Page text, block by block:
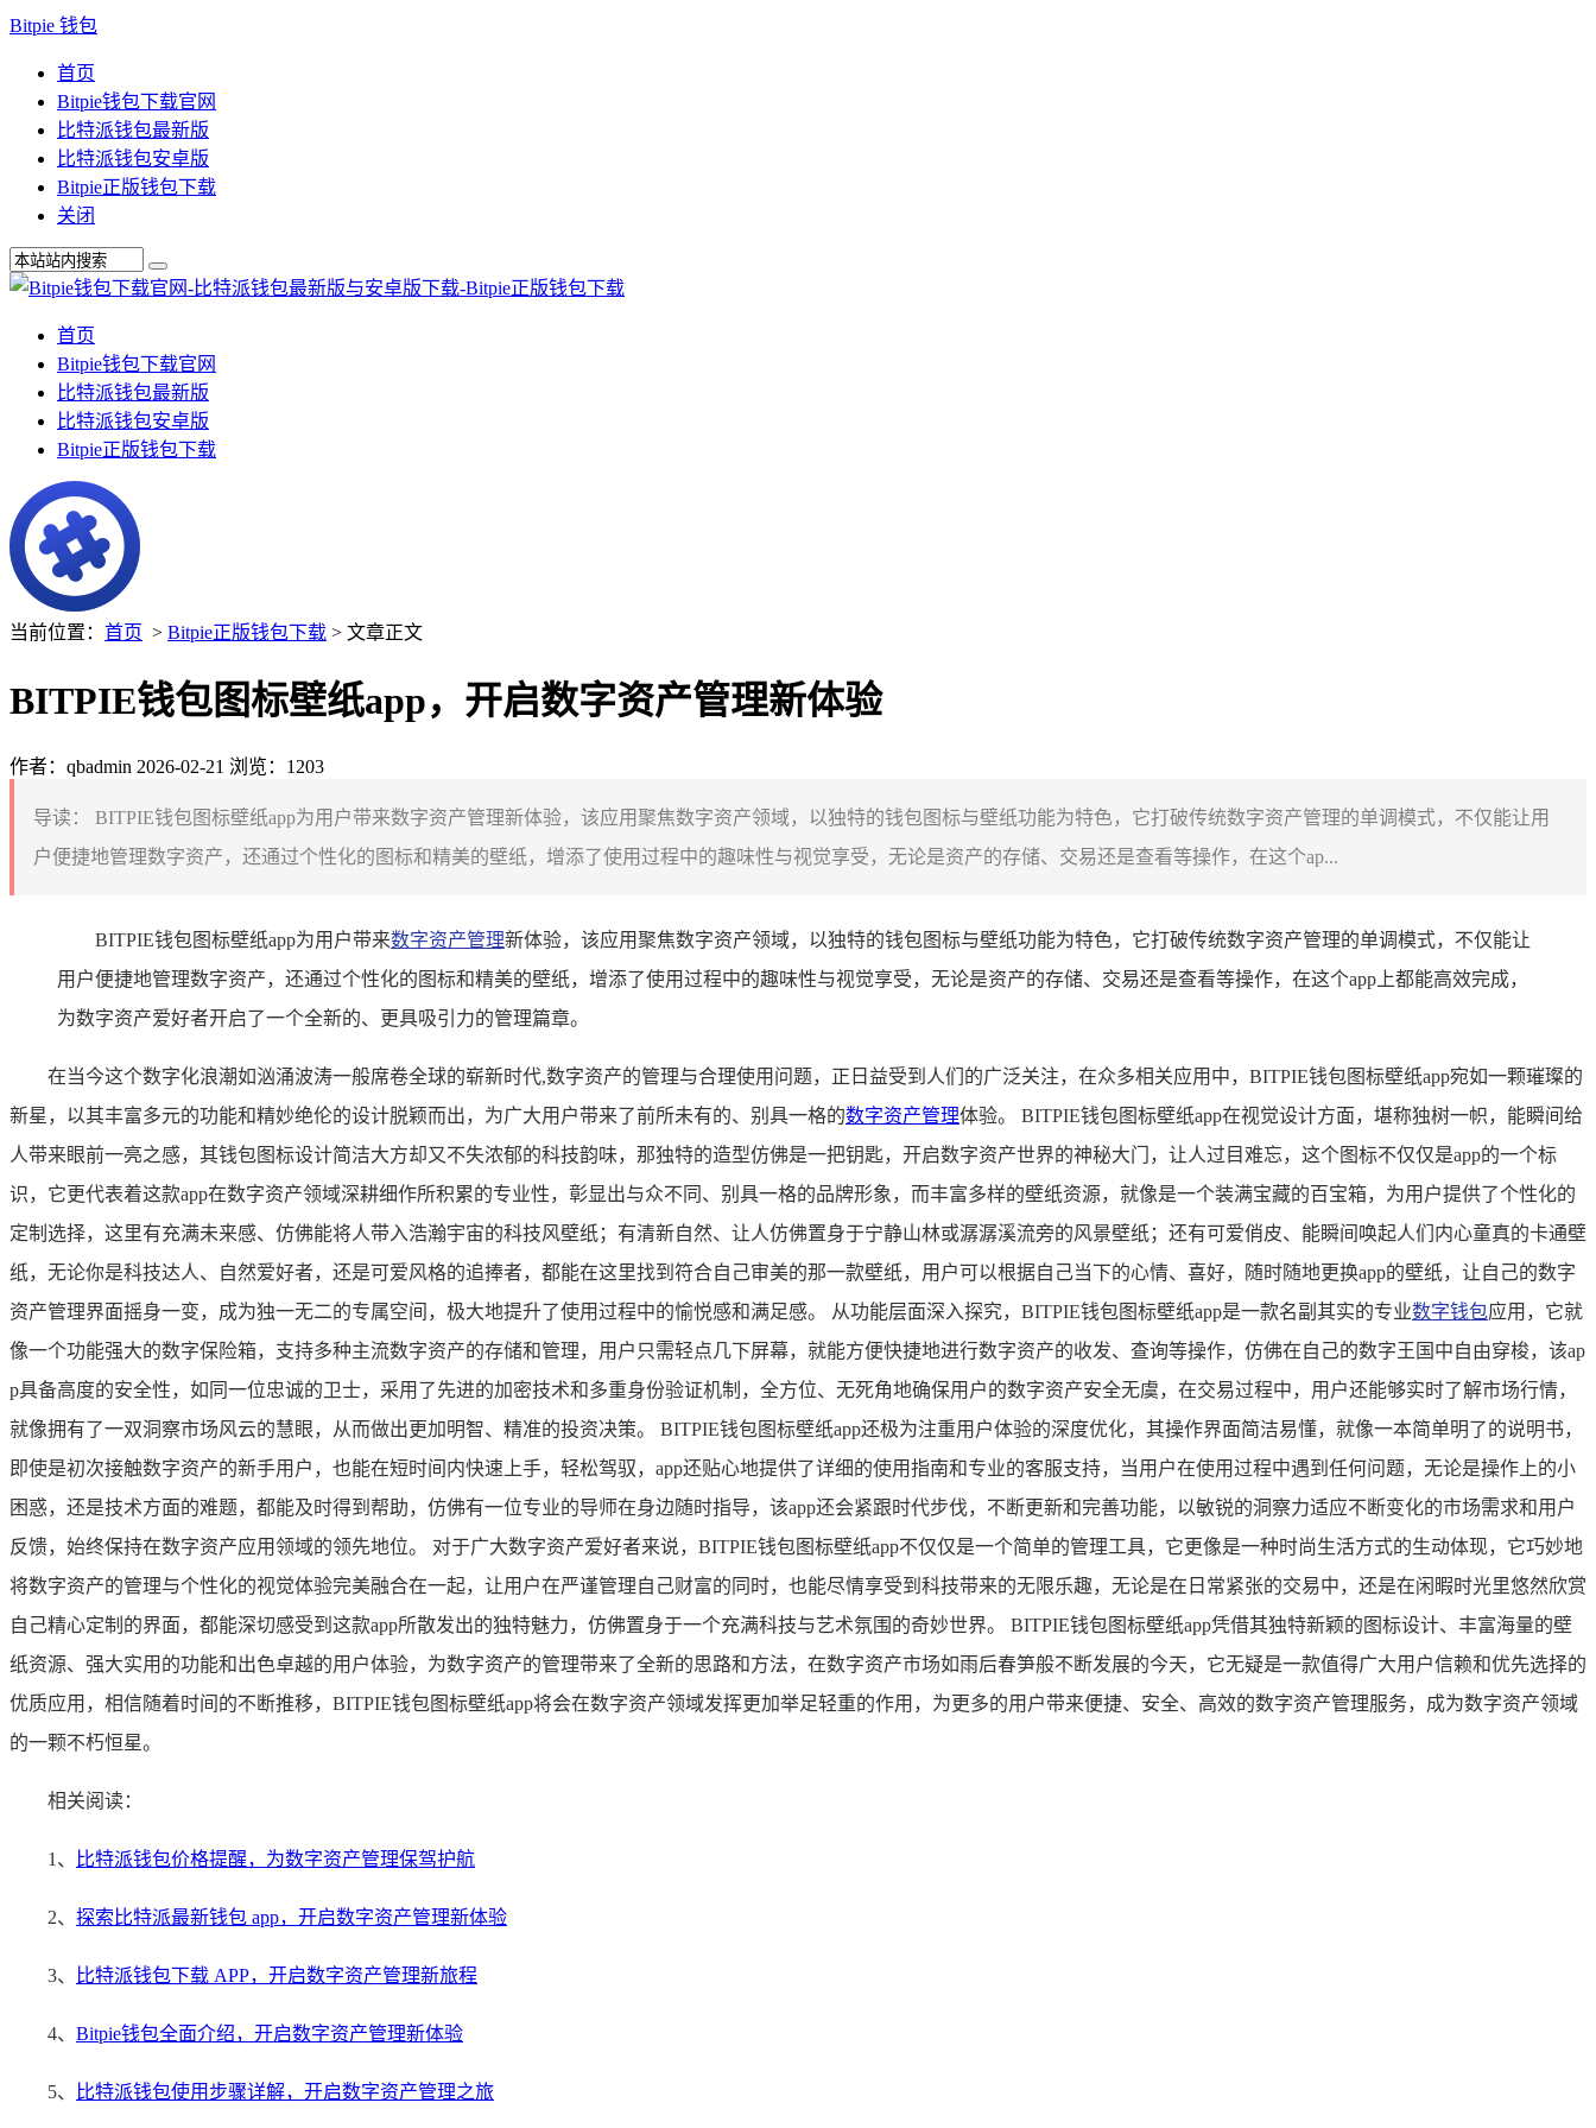
Bitpie 钱包
首页
Bitpie钱包下载官网
比特派钱包最新版
比特派钱包安卓版
Bitpie正版钱包下载
关闭
首页
Bitpie钱包下载官网
比特派钱包最新版
比特派钱包安卓版
Bitpie正版钱包下载
当前位置： 首页 > Bitpie正版钱包下载 > 文章正文
BITPIE钱包图标壁纸app，开启数字资产管理新体验
作者：qbadmin 2026-02-21 浏览：1203
导读：
BITPIE钱包图标壁纸app为用户带来数字资产管理新体验，该应用聚焦数字资产领域，以独特的钱包图标与壁纸功能为特色，它打破传统数字资产管理的单调模式，不仅能让用
户便捷地管理数字资产，还通过个性化的图标和精美的壁纸，增添了使用过程中的趣味性与视觉享受，无论是资产的存储、交易还是查看等操作，在这个ap...
BITPIE钱包图标壁纸app为用户带来数字资产管理新体验，该应用聚焦数字资产领域，以独特的钱包图标与壁纸功能为特色，它打破传统数字资产管理的单调模式，不仅能让
用户便捷地管理数字资产，还通过个性化的图标和精美的壁纸，增添了使用过程中的趣味性与视觉享受，无论是资产的存储、交易还是查看等操作，在这个app上都能高效完成，
为数字资产爱好者开启了一个全新的、更具吸引力的管理篇章。
在当今这个数字化浪潮如汹涌波涛一般席卷全球的崭新时代,数字资产的管理与合理使用问题，正日益受到人们的广泛关注，在众多相关应用中，BITPIE钱包图标壁纸app宛如一颗璀璨的
新星，以其丰富多元的功能和精妙绝伦的设计脱颖而出，为广大用户带来了前所未有的、别具一格的数字资产管理体验。 BITPIE钱包图标壁纸app在视觉设计方面，堪称独树一帜，能瞬间给
人带来眼前一亮之感，其钱包图标设计简洁大方却又不失浓郁的科技韵味，那独特的造型仿佛是一把钥匙，开启数字资产世界的神秘大门，让人过目难忘，这个图标不仅仅是app的一个标
识，它更代表着这款app在数字资产领域深耕细作所积累的专业性，彰显出与众不同、别具一格的品牌形象，而丰富多样的壁纸资源，就像是一个装满宝藏的百宝箱，为用户提供了个性化的
定制选择，这里有充满未来感、仿佛能将人带入浩瀚宇宙的科技风壁纸；有清新自然、让人仿佛置身于宁静山林或潺潺溪流旁的风景壁纸；还有可爱俏皮、能瞬间唤起人们内心童真的卡通壁
纸，无论你是科技达人、自然爱好者，还是可爱风格的追捧者，都能在这里找到符合自己审美的那一款壁纸，用户可以根据自己当下的心情、喜好，随时随地更换app的壁纸，让自己的数字
资产管理界面摇身一变，成为独一无二的专属空间，极大地提升了使用过程中的愉悦感和满足感。 从功能层面深入探究，BITPIE钱包图标壁纸app是一款名副其实的专业数字钱包应用，它就
像一个功能强大的数字保险箱，支持多种主流数字资产的存储和管理，用户只需轻点几下屏幕，就能方便快捷地进行数字资产的收发、查询等操作，仿佛在自己的数字王国中自由穿梭，该ap
p具备高度的安全性，如同一位忠诚的卫士，采用了先进的加密技术和多重身份验证机制，全方位、无死角地确保用户的数字资产安全无虞，在交易过程中，用户还能够实时了解市场行情，
就像拥有了一双洞察市场风云的慧眼，从而做出更加明智、精准的投资决策。 BITPIE钱包图标壁纸app还极为注重用户体验的深度优化，其操作界面简洁易懂，就像一本简单明了的说明书，
即使是初次接触数字资产的新手用户，也能在短时间内快速上手，轻松驾驭，app还贴心地提供了详细的使用指南和专业的客服支持，当用户在使用过程中遇到任何问题，无论是操作上的小
困惑，还是技术方面的难题，都能及时得到帮助，仿佛有一位专业的导师在身边随时指导，该app还会紧跟时代步伐，不断更新和完善功能，以敏锐的洞察力适应不断变化的市场需求和用户
反馈，始终保持在数字资产应用领域的领先地位。 对于广大数字资产爱好者来说，BITPIE钱包图标壁纸app不仅仅是一个简单的管理工具，它更像是一种时尚生活方式的生动体现，它巧妙地
将数字资产的管理与个性化的视觉体验完美融合在一起，让用户在严谨管理自己财富的同时，也能尽情享受到科技带来的无限乐趣，无论是在日常紧张的交易中，还是在闲暇时光里悠然欣赏
自己精心定制的界面，都能深切感受到这款app所散发出的独特魅力，仿佛置身于一个充满科技与艺术氛围的奇妙世界。 BITPIE钱包图标壁纸app凭借其独特新颖的图标设计、丰富海量的壁
纸资源、强大实用的功能和出色卓越的用户体验，为数字资产的管理带来了全新的思路和方法，在数字资产市场如雨后春笋般不断发展的今天，它无疑是一款值得广大用户信赖和优先选择的
优质应用，相信随着时间的不断推移，BITPIE钱包图标壁纸app将会在数字资产领域发挥更加举足轻重的作用，为更多的用户带来便捷、安全、高效的数字资产管理服务，成为数字资产领域
的一颗不朽恒星。
相关阅读：
1、 比特派钱包价格提醒，为数字资产管理保驾护航
2、 探索比特派最新钱包 app，开启数字资产管理新体验
3、 比特派钱包下载 APP，开启数字资产管理新旅程
4、 Bitpie钱包全面介绍，开启数字资产管理新体验
5、 比特派钱包使用步骤详解，开启数字资产管理之旅